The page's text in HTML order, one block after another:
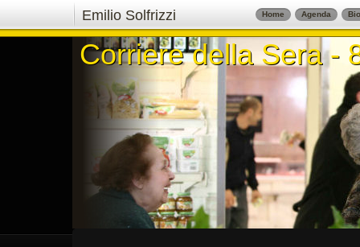
Emilio Solfrizzi Home Agenda
Corriere della Sera -
Corriere della Sera -